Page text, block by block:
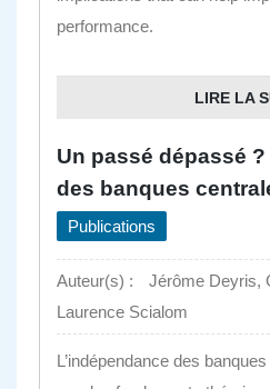
performance.
LIRE LA
Un passé dépassé
des banques
Publications
Auteur(s) :
Jérôme Deyris,
Laurence Scialom
L’indépendance des